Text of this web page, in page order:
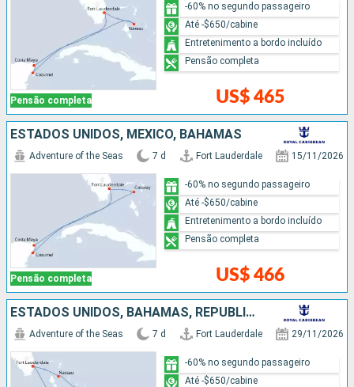
Pensão completa US$ 465
-60% no segundo passageiro
Até -$650/cabine
Entretenimento a bordo incluído
Pensão completa
ESTADOS UNIDOS, MÉXICO, BAHAMAS
Pensão completa
Adventure of the Seas 7 d Fort Lauderdale 15/11/2026
US$ 466
-60% no segundo passageiro
Até -$650/cabine
Entretenimento a bordo incluído
Pensão completa
ESTADOS UNIDOS, BAHAMAS, REPUBLICA DOMINICANA
Adventure of the Seas 7 d Fort Lauderdale 29/11/2026
-60% no segundo passageiro
Até -$650/cabine